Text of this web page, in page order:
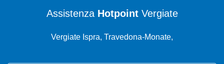
Assistenza HotpointVergiate
Vergiate Ispra, Travedona-Monate,